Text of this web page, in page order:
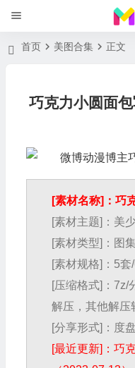
首页 美图合集 正文
巧克力小圆面
[素材名称]：巧
[素材主题]：美
[素材类型]：图
[素材规格]：5套
[压缩格式]：7z/
解压，其他解压
[分享形式]：度
[最近更新]：巧